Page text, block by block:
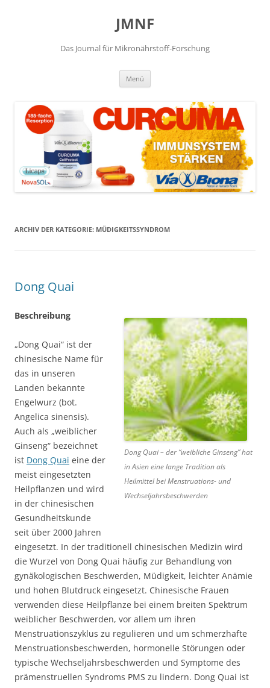
JMNF
Das Journal für Mikronährstoff-Forschung
Menü
ARCHIV DER KATEGORIE: MÜDIGKEITSSYNDROM
Dong Quai
Dong Quai – der “weibliche Ginseng” hat
in Asien eine lange Tradition als
Heilmittel bei Menstruations- und
Wechseljahrsbeschwerden
Beschreibung
„Dong Quai“ ist der
chinesische Name für
das in unseren
Landen bekannte
Engelwurz (bot.
Angelica sinensis).
Auch als „weiblicher
Ginseng“ bezeichnet
ist Dong Quai eine der
meist eingesetzten
Heilpflanzen und wird
in der chinesischen
Gesundheitskunde
seit über 2000 Jahren
eingesetzt. In der traditionell chinesischen Medizin wird
die Wurzel von Dong Quai häufig zur Behandlung von
gynäkologischen Beschwerden, Müdigkeit, leichter Anämie
und hohen Blutdruck eingesetzt. Chinesische Frauen
verwenden diese Heilpflanze bei einem breiten Spektrum
weiblicher Beschwerden, vor allem um ihren
Menstruationszyklus zu regulieren und um schmerzhafte
Menstruationsbeschwerden, hormonelle Störungen oder
typische Wechseljahrsbeschwerden und Symptome des
prämenstruellen Syndroms PMS zu lindern. Dong Quai ist